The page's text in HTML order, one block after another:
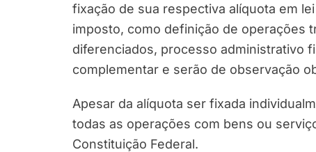
fixação de sua respectiva alíquota em
imposto, como definição de operações
diferenciados, processo administrativo
complementar e serão de observação
Apesar da alíquota ser fixada
todas as operações com bens ou
Constituição Federal.